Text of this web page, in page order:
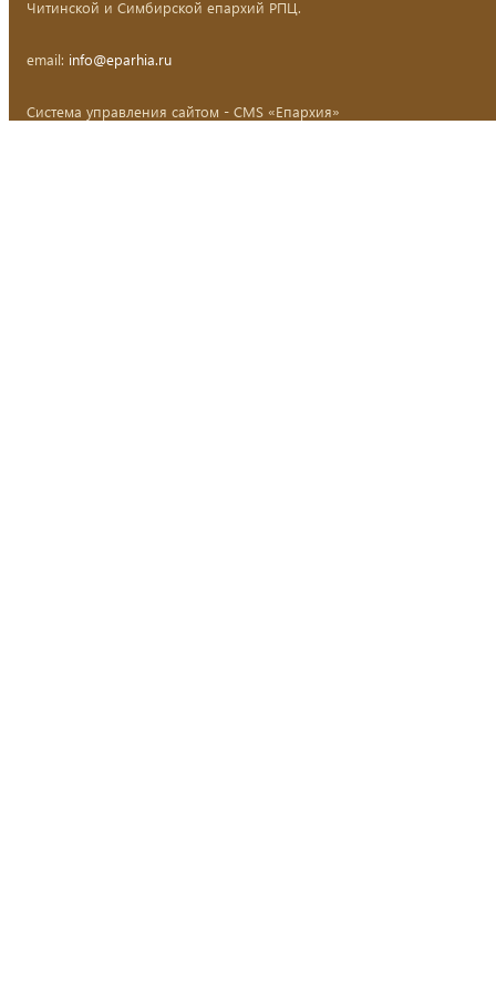
Читинской и Симбирской епархий РПЦ.
email: info@eparhia.ru
Система управления сайтом - CMS «Епархия»